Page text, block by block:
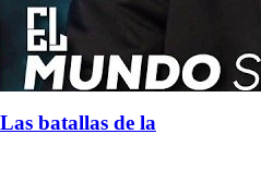
batallas de la